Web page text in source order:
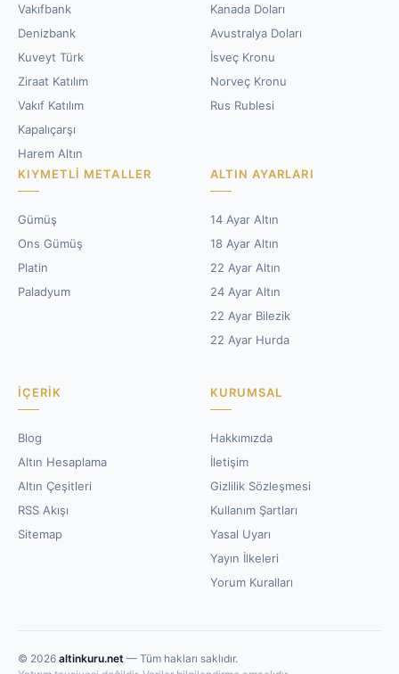
Vakıfbank
Denizbank
Kuveyt Türk
Ziraat Katılım
Vakıf Katılım
Kapalıçarşı
Harem Altın
Kanada Doları
Avustralya Doları
İsveç Kronu
Norveç Kronu
Rus Rublesi
KIYMETLI METALLER
Gümüş
Ons Gümüş
Platin
Paladyum
ALTIN AYARLARI
14 Ayar Altın
18 Ayar Altın
22 Ayar Altın
24 Ayar Altın
22 Ayar Bilezik
22 Ayar Hurda
İÇERIK
Blog
Altın Hesaplama
Altın Çeşitleri
RSS Akışı
Sitemap
KURUMSAL
Hakkımızda
İletişim
Gizlilik Sözleşmesi
Kullanım Şartları
Yasal Uyarı
Yayın İlkeleri
Yorum Kuralları
© 2026 altinkuru.net — Tüm hakları saklıdır.